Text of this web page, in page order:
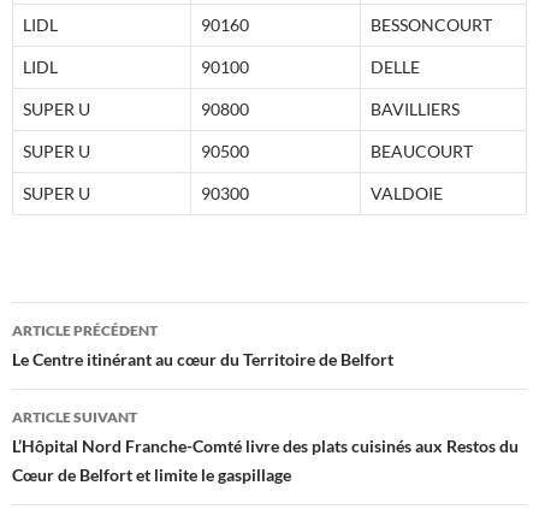
LIDL 90160 BESSONCOURT
LIDL 90100 DELLE
SUPER U 90800 BAVILLIERS
SUPER U 90500 BEAUCOURT
SUPER U 90300 VALDOIE
Navigation
des
articles
ARTICLE PRÉCÉDENT
Le Centre itinérant au cœur du Territoire de Belfort
ARTICLE SUIVANT
L’Hôpital Nord Franche-Comté livre des plats cuisinés aux Restos du
Cœur de Belfort et limite le gaspillage